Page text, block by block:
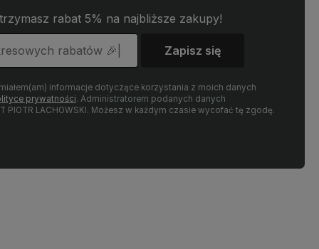
rabat 5% na najbliższe zakupy!
Zapisz się
informacje dotyczące korzystania z moich danych
prywatności. Administratorem podanych danych
PIOTR LACHOWSKI. Możesz w każdym czasie wycofać tę zgodę.